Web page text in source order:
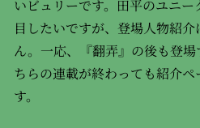
いビュリーです。田平のユニ
目したいですが、登場人物紹
ん。一応、『翻弄』の後も登
ちらの連載が終わっても紹介
す。